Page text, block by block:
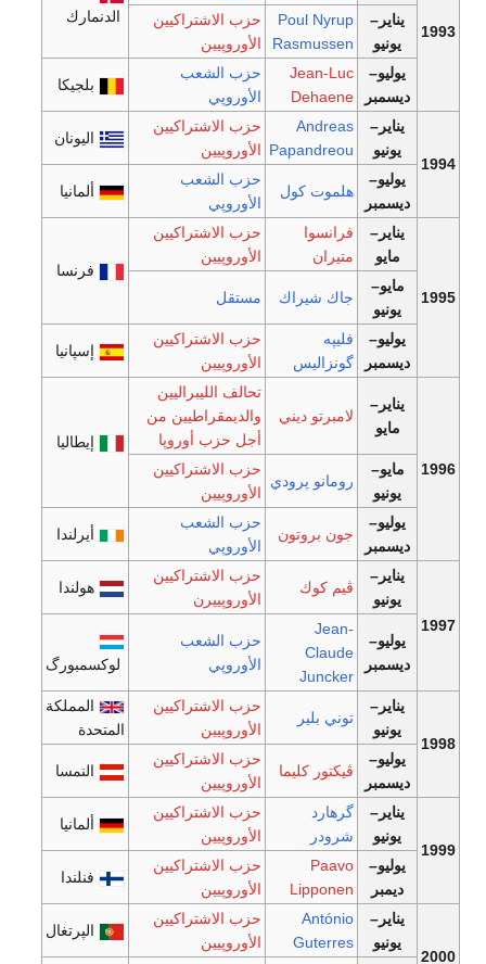
1993
الدنمارك
يناير–
يونيو
Poul Nyrup
Rasmussen
حزب الاشتراكيين
الأوروپيين
يوليو–
ديسمبر
Jean-Luc
Dehaene
حزب الشعب
الأوروپي
بلجيكا
1994
يناير–
يونيو
Andreas
Papandreou
حزب الاشتراكيين
الأوروپيين
اليونان
يوليو–
ديسمبر
هلموت كول
حزب الشعب
الأوروپي
ألمانيا
1995
يناير–
مايو
فرانسوا
متيران
حزب الاشتراكيين
الأوروپيين
فرنسا
مايو–
يونيو
جاك شيراك مستقل
يوليو–
ديسمبر
فليپه
گونزاليس
حزب الاشتراكيين
الأوروپيين
إسپانيا
1996
يناير–
مايو
لامبرتو ديني
تحالف الليبراليين
والديمقراطيين من
أجل حزب أوروپا
إيطاليا
مايو–
يونيو
رومانو پرودي
حزب الاشتراكيين
الأوروپيين
يوليو–
ديسمبر
جون بروتون
حزب الشعب
الأوروپي
أيرلندا
1997
يناير–
يونيو
ڤيم كوك
حزب الاشتراكيين
الأوروپييرن
هولندا
يوليو–
ديسمبر
Jean-
Claude
Juncker
حزب الشعب
الأوروپي
لوكسمبورگ
1998
يناير–
يونيو
توني بلير
حزب الاشتراكيين
الأوروپيين
المملكة
المتحدة
يوليو–
ديسمبر
ڤيكتور كليما
حزب الاشتراكيين
الأوروپيين
النمسا
1999
يناير–
يونيو
گرهارد
شرودر
حزب الاشتراكيين
الأوروپيين
ألمانيا
يوليو–
ديمبر
Paavo
Lipponen
حزب الاشتراكيين
الأوروپيين
فنلندا
2000
يناير–
يونيو
António
Guterres
حزب الاشتراكيين
الأوروپيين
الپرتغال